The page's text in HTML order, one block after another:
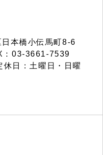
本橋小伝馬町8-6
03-3661-7539
日：土曜日・日曜